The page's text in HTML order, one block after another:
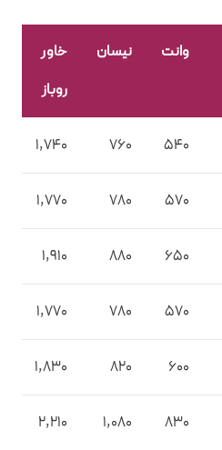
وانت نیسان
خاور
روباز
540
760
1,740
570
780
1,770
650
880
1,910
570
780
1,770
600
820
1,830
830
1,080
2,210